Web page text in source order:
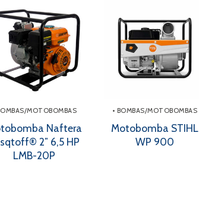
MOTOBOMBAS
Naftera
2″ 6,5 HP
LMB-20P
• BOMBAS/MOTOBOMBAS
Motobomba STIHL
WP 900